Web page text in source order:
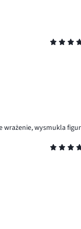
wrażenie, wysmukla